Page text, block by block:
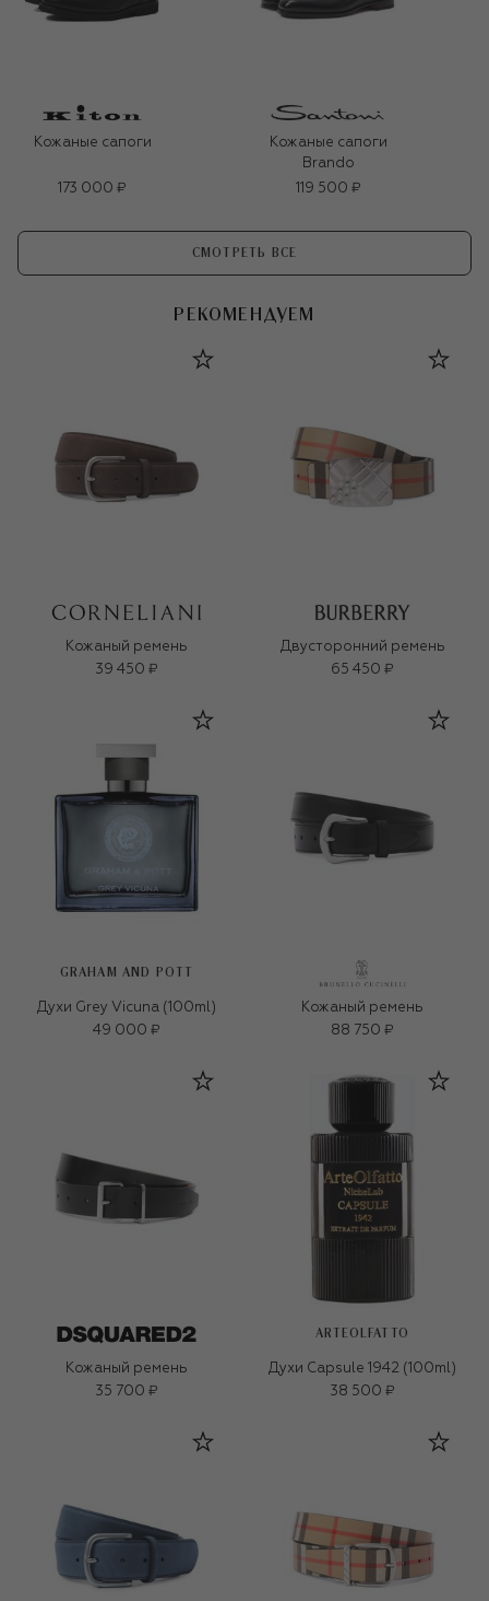
Кожаные сапоги
173 000 ₽
Кожаные сапоги
Brando
119 500 ₽
СМОТРЕТЬ ВСЕ
РЕКОМЕНДУЕМ
Кожаный ремень
39 450 ₽
Двусторонний ремень
65 450 ₽
GRAHAM AND POTT
Духи Grey Vicuna (100ml)
49 000 ₽
Кожаный ремень
88 750 ₽
Кожаный ремень
35 700 ₽
ARTEOLFATTO
Духи Capsule 1942 (100ml)
38 500 ₽